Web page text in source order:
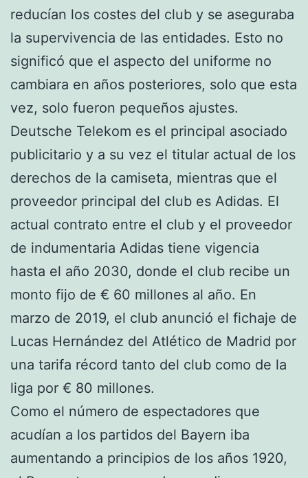
reducían los costes del club y se aseguraba
la supervivencia de las entidades. Esto no
significó que el aspecto del uniforme no
cambiara en años posteriores, solo que esta
vez, solo fueron pequeños ajustes.
Deutsche Telekom es el principal asociado
publicitario y a su vez el titular actual de los
derechos de la camiseta, mientras que el
proveedor principal del club es Adidas. El
actual contrato entre el club y el proveedor
de indumentaria Adidas tiene vigencia
hasta el año 2030, donde el club recibe un
monto fijo de € 60 millones al año. En
marzo de 2019, el club anunció el fichaje de
Lucas Hernández del Atlético de Madrid por
una tarifa récord tanto del club como de la
liga por € 80 millones.
Como el número de espectadores que
acudían a los partidos del Bayern iba
aumentando a principios de los años 1920,